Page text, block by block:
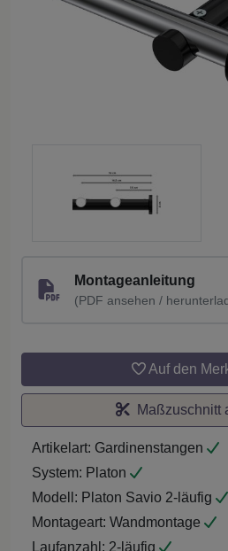
Montageanleitung
(PDF ansehen /
Auf den
Maßzuschnitt
Artikelart: Gardinenstangen
System: Platon
Modell: Platon Savio 2-läufig
Montageart: Wandmontage
Laufanzahl: 2-läufig